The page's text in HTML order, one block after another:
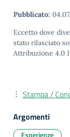
Pubblicato:
Eccetto dove
stato rilasciato
Attribuzione 4.0
Stampa /
Argomenti
Esperienze